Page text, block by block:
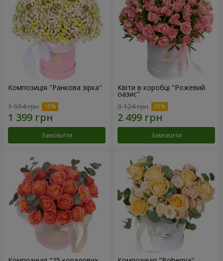
Композиція "Ранкова зірка"
1 554 грн
Замовити
Квіти в коробці "Рожевий
оазис"
3 124 грн
Замовити